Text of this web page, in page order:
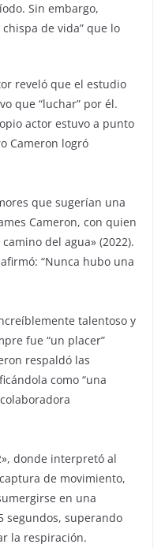
Sin embargo,
de vida” que lo
reveló que el estudio
que “luchar” por él.
actor estuvo a punto
Cameron logró
que sugerían una
Cameron, con quien
del agua» (2022).
“Nunca hubo una
talentoso y
fue “un placer”
respaldó las
como “una
donde interpretó al
de movimiento,
en una
segundos, superando
la respiración.